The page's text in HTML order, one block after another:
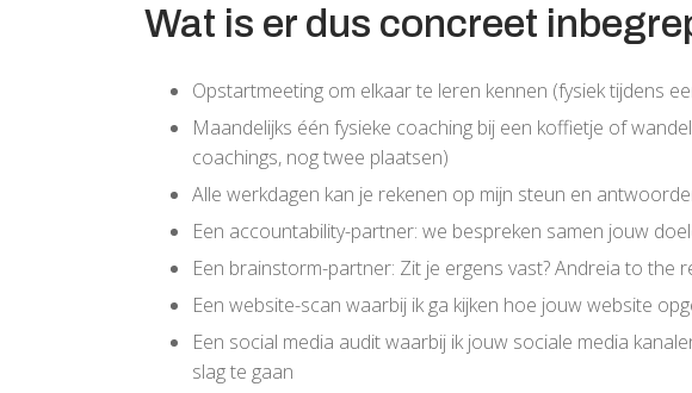
Wat is er dus concreet
Opstartmeeting om elkaar te leren kennen (fysiek tijdens
Maandelijks één fysieke coaching bij een koffietje of
coachings, nog twee plaatsen)
Alle werkdagen kan je rekenen op mijn steun en
Een accountability-partner: we bespreken samen jouw
Een brainstorm-partner: Zit je ergens vast? Andreia to the
Een website-scan waarbij ik ga kijken hoe jouw website
Een social media audit waarbij ik jouw sociale media
slag te gaan